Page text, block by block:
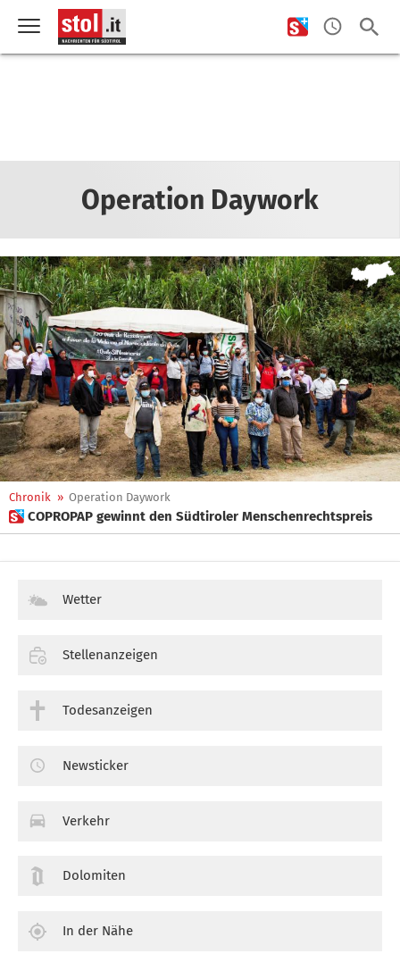
Operation Daywork
Chronik » Operation Daywork
 COPROPAP gewinnt den Südtiroler Menschenrechtspreis
Wetter
Stellenanzeigen
Todesanzeigen
Newsticker
Verkehr
Dolomiten
In der Nähe